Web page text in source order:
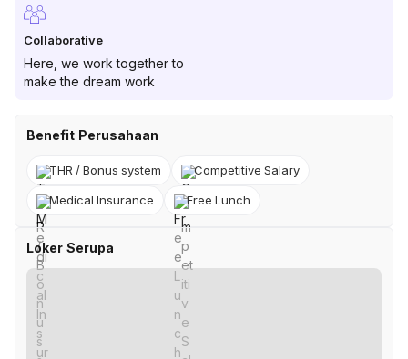
Collaborative
Here, we work together to
make the dream work
Benefit Perusahaan
THR / Bonus system Competitive Salary
Medical Insurance Free Lunch
Loker Serupa